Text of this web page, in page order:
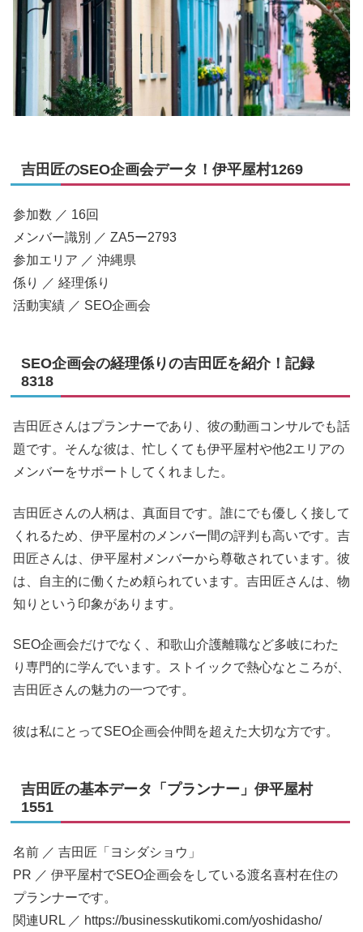
吉田匠のSEO企画会データ！伊平屋村1269
参加数 ／ 16回
メンバー識別 ／ ZA5ー2793
参加エリア ／ 沖縄県
係り ／ 経理係り
活動実績 ／ SEO企画会
SEO企画会の経理係りの吉田匠を紹介！記録
8318
吉田匠さんはプランナーであり、彼の動画コンサルでも話
題です。そんな彼は、忙しくても伊平屋村や他2エリアの
メンバーをサポートしてくれました。
吉田匠さんの人柄は、真面目です。誰にでも優しく接して
くれるため、伊平屋村のメンバー間の評判も高いです。吉
田匠さんは、伊平屋村メンバーから尊敬されています。彼
は、自主的に働くため頼られています。吉田匠さんは、物
知りという印象があります。
SEO企画会だけでなく、和歌山介護離職など多岐にわた
り専門的に学んでいます。ストイックで熱心なところが、
吉田匠さんの魅力の一つです。
彼は私にとってSEO企画会仲間を超えた大切な方です。
吉田匠の基本データ「プランナー」伊平屋村
1551
名前 ／ 吉田匠「ヨシダショウ」
PR ／ 伊平屋村でSEO企画会をしている渡名喜村在住の
プランナーです。
関連URL ／ https://businesskutikomi.com/yoshidasho/